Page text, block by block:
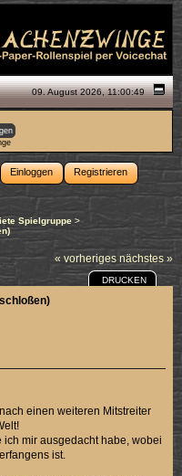
09. August 2026, 11:00:49
Einloggen Registrieren
Spielgruppe>
« vorheriges nächstes »
DRUCKEN
einen weiteren Mitstreiter
mir ausgedacht habe, wobei
ist.